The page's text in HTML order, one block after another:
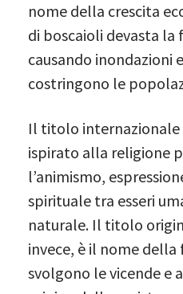
nome della crescita
di boscaioli devasta la
causando inondazioni
costringono le
Il titolo
ispirato alla religione
l’animismo,
spirituale tra esseri
naturale. Il titolo
invece, è il nome della
svolgono le vicende e